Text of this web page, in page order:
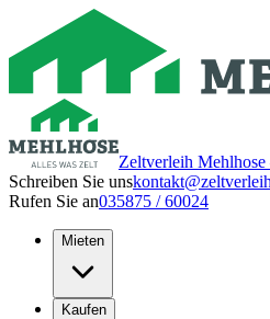
Zeltverleih Mehlhose
Schreiben Sie uns
Rufen Sie an035875 / 60024
Mieten
Kaufen